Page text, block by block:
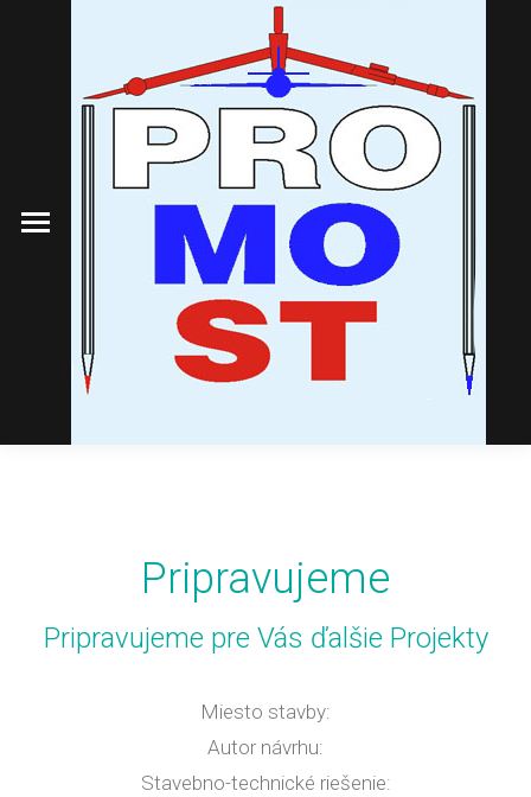
Pripravujeme
Pripravujeme pre Vás ďalšie Projekty
Miesto stavby:
Autor návrhu:
Stavebno-technické riešenie: